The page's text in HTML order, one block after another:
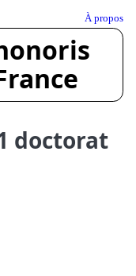
À propos
doctorat